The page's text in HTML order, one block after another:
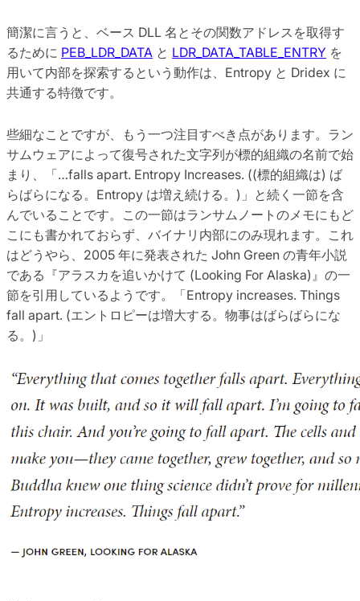
簡潔に言うと、ベース DLL 名とその関数アドレスを取得す
るために PEB_LDR_DATA と LDR_DATA_TABLE_ENTRY を
用いて内部を探索するという動作は、Entropy と Dridex に
共通する特徴です。
些細なことですが、もう一つ注目すべき点があります。ラン
サムウェアによって復号された文字列が標的組織の名前で始
まり、「…falls apart. Entropy Increases. ((標的組織は) ば
らばらになる。Entropy は増え続ける。)」と続く一節を含
んでいることです。この一節はランサムノートのメモにもど
こにも書かれておらず、バイナリ内部にのみ現れます。これ
はどうやら、2005 年に発表された John Green の青年小説
である『アラスカを追いかけて (Looking For Alaska)』の一
節を引用しているようです。「Entropy increases. Things
fall apart. (エントロピーは増大する。物事はばらばらにな
る。)」